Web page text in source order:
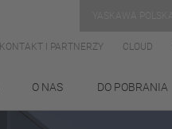
KONTAKT I PARTNERZY CLOUD
O NAS DO POBRANIA